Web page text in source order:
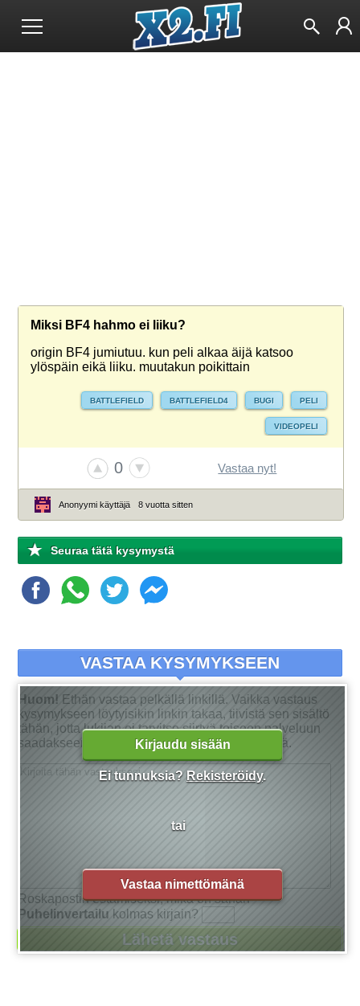
Miksi BF4 hahmo ei liiku?
origin BF4 jumiutuu. kun peli alkaa äijä katsoo
ylöspäin eikä liiku. muutakun poikittain
BATTLEFIELD BATTLEFIELD4 BUGI PELI
VIDEOPELI
0 Vastaa nyt!
Anonyymi käyttäjä 8 vuotta sitten
Seuraa tätä kysymystä
Kirjaudu sisään
Ei tunnuksia? Rekisteröidy.
tai
Vastaa nimettömänä
VASTAA KYSYMYKSEEN
Huom! Ethän vastaa pelkällä linkillä. Vaikka vastaus
kysymykseen löytyisikin linkin takaa, tiivistä sen sisältö
tähän, jotta lukijan ei tarvitse siirtyä toiseen palveluun
saadakseen tarkan vastauksen kysymykseensä.
Roskapostin estämiseksi, mikä on sanan
Puhelinvertailu kolmas kirjain?